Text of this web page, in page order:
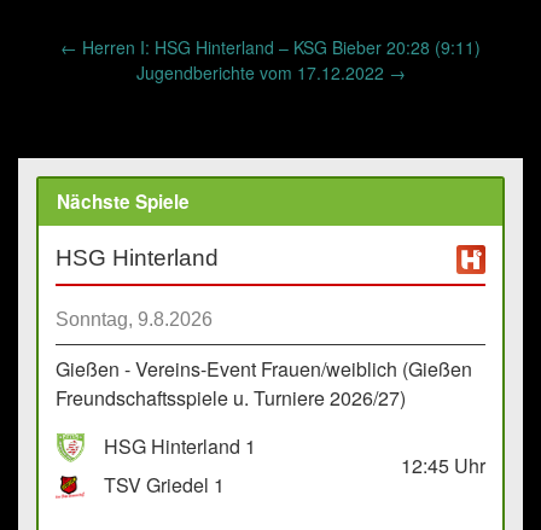
Post← Herren I: HSG Hinterland – KSG Bieber 20:28 (9:11)
Jugendberichte vom 17.12.2022 →
Nächste Spiele
HSG Hinterland
Sonntag, 9.8.2026
Gießen - Vereins-Event Frauen/weiblich (Gießen
Freundschaftsspiele u. Turniere 2026/27)
HSG Hinterland 1
TSV Griedel 1
12:45 Uhr